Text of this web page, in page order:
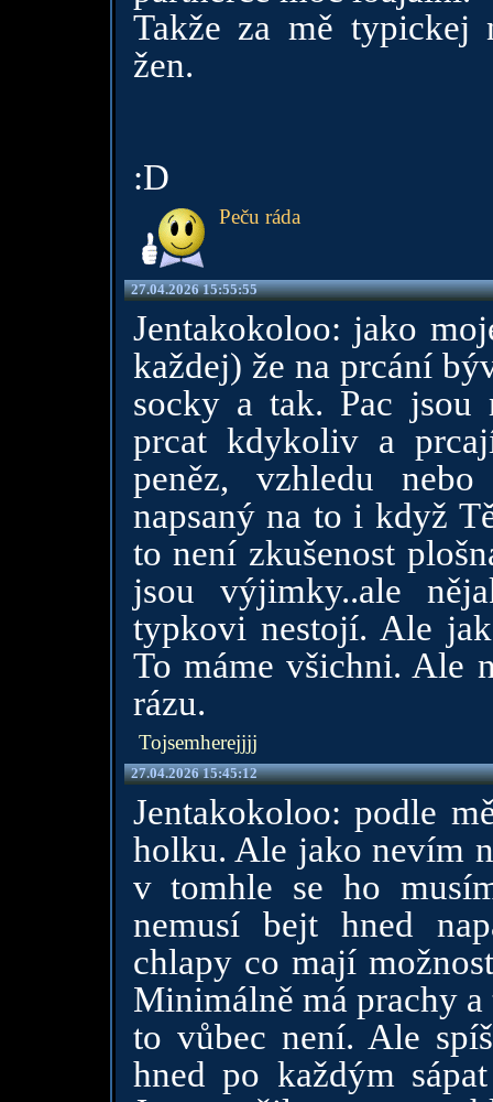
Takže za mě typickej
žen.
:D
Peču ráda
27.04.2026 15:55:55
Jentakokoloo: jako
každej) že na prcání
socky a tak. Pac jsou
prcat kdykoliv a
peněz, vzhledu
napsaný na to i když
to není zkušenost
jsou výjimky..ale
typkovi nestojí. Ale
To máme všichni. Ale
rázu.
Tojsemherejjjj
27.04.2026 15:45:12
Jentakokoloo: podle
holku. Ale jako nevím
v tomhle se ho
nemusí bejt hned
chlapy co mají
Minimálně má prachy
to vůbec není. Ale
hned po každým